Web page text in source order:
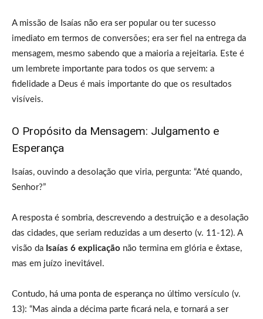
A missão de Isaías não era ser popular ou ter sucesso
imediato em termos de conversões; era ser fiel na entrega da
mensagem, mesmo sabendo que a maioria a rejeitaria. Este é
um lembrete importante para todos os que servem: a
fidelidade a Deus é mais importante do que os resultados
visíveis.
O Propósito da Mensagem: Julgamento e
Esperança
Isaías, ouvindo a desolação que viria, pergunta: “Até quando,
Senhor?”
A resposta é sombria, descrevendo a destruição e a desolação
das cidades, que seriam reduzidas a um deserto (v. 11-12). A
visão da Isaías 6 explicação não termina em glória e êxtase,
mas em juízo inevitável.
Contudo, há uma ponta de esperança no último versículo (v.
13): “Mas ainda a décima parte ficará nela, e tornará a ser